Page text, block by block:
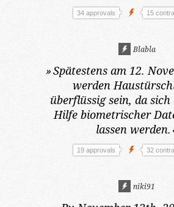
34 approvals 15
Blabla
»Spätestens am 12.
werden
überflüssig sein, da
Hilfe biometrischer
lassen werden.
19 approvals 32
niki91